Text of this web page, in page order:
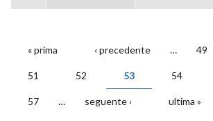
PAGINE
« prima ‹ precedente … 49
51 52 53 54
57 … seguente › ultima »